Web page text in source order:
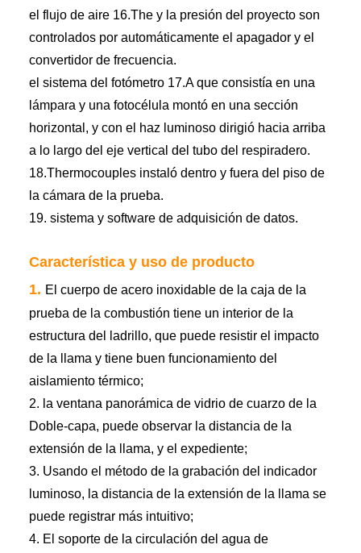
el flujo de aire 16.The y la presión del proyecto son
controlados por automáticamente el apagador y el
convertidor de frecuencia.
el sistema del fotómetro 17.A que consistía en una
lámpara y una fotocélula montó en una sección
horizontal, y con el haz luminoso dirigió hacia arriba
a lo largo del eje vertical del tubo del respiradero.
18.Thermocouples instaló dentro y fuera del piso de
la cámara de la prueba.
19. sistema y software de adquisición de datos.
Característica y uso de producto
1. El cuerpo de acero inoxidable de la caja de la
prueba de la combustión tiene un interior de la
estructura del ladrillo, que puede resistir el impacto
de la llama y tiene buen funcionamiento del
aislamiento térmico;
2. la ventana panorámica de vidrio de cuarzo de la
Doble-capa, puede observar la distancia de la
extensión de la llama, y el expediente;
3. Usando el método de la grabación del indicador
luminoso, la distancia de la extensión de la llama se
puede registrar más intuitivo;
4. El soporte de la circulación del agua de